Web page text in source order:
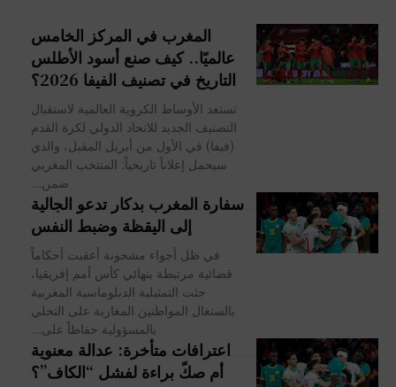
المغرب في المركز الخامس
عالميًا.. كيف صنع أسود الأطلس
التاريخ في تصنيف الفيفا 2026؟
تستعد الأوساط الكروية العالمية لاستقبال
التصنيف الجديد للاتحاد الدولي لكرة القدم
(فيفا) في الأول من أبريل المقبل، والذي
سيحمل إعلاناً تاريخياً: المنتخب المغربي
ضمن...
سفارة المغرب بدكار تدعو الجالية
إلى اليقظة وضبط النفس
في ظل أجواء مشحونة أعقبت أحكاماً
قضائية مرتبطة بنهائي كأس أمم إفريقيا،
حثت التمثيلية الدبلوماسية المغربية
بالسنغال المواطنين المغاربة على التحلي
بالمسؤولية حفاظاً على...
اعترافات متأخرة: عدالة معنوية
أم صكّ براءة لفشل “الكاف”؟